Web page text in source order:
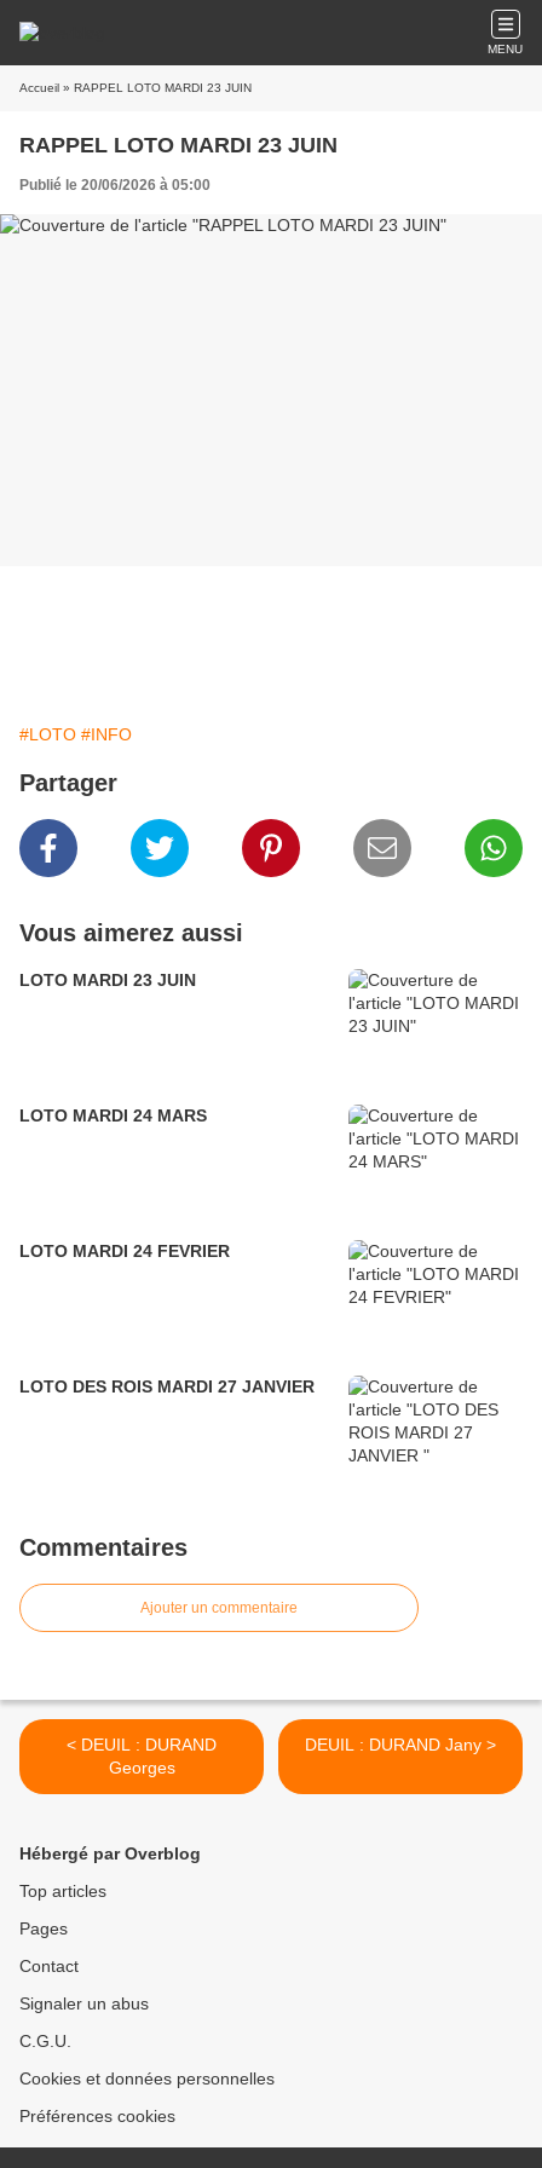
MENU
Accueil » RAPPEL LOTO MARDI 23 JUIN
RAPPEL LOTO MARDI 23 JUIN
Publié le 20/06/2026 à 05:00
#LOTO #INFO
Partager
Vous aimerez aussi
LOTO MARDI 23 JUIN
LOTO MARDI 24 MARS
LOTO MARDI 24 FEVRIER
LOTO DES ROIS MARDI 27 JANVIER
Commentaires
Ajouter un commentaire
< DEUIL : DURAND
Georges
DEUIL : DURAND Jany >
Hébergé par Overblog
Top articles
Pages
Contact
Signaler un abus
C.G.U.
Cookies et données personnelles
Préférences cookies